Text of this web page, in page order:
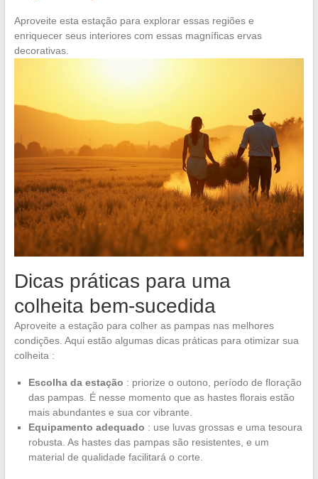
Aproveite esta estação para explorar essas regiões e
enriquecer seus interiores com essas magníficas ervas
decorativas.
Dicas práticas para uma
colheita bem-sucedida
Aproveite a estação para colher as pampas nas melhores
condições. Aqui estão algumas dicas práticas para otimizar sua
colheita :
Escolha da estação : priorize o outono, período de floração
das pampas. É nesse momento que as hastes florais estão
mais abundantes e sua cor vibrante.
Equipamento adequado : use luvas grossas e uma tesoura
robusta. As hastes das pampas são resistentes, e um
material de qualidade facilitará o corte.